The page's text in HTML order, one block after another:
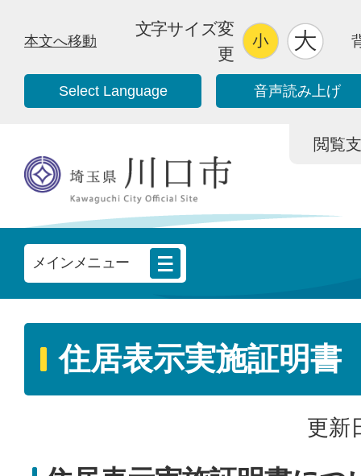
本文へ移動
文字サイズ変
更
Select Language 音声読み上げ
閲覧
メインメニュー
住居表示実施証明書
更新